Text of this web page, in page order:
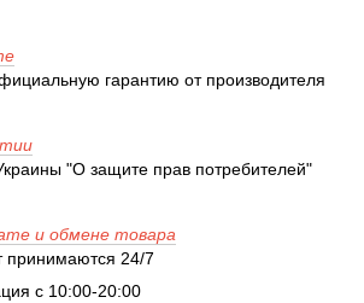
гарантию от производителя
"О защите прав потребителей"
и обмене товара
принимаются 24/7
с 10:00-20:00